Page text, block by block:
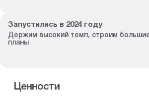
Запустились в 2024году
Держим высокий темп, строим
планы
Ценности